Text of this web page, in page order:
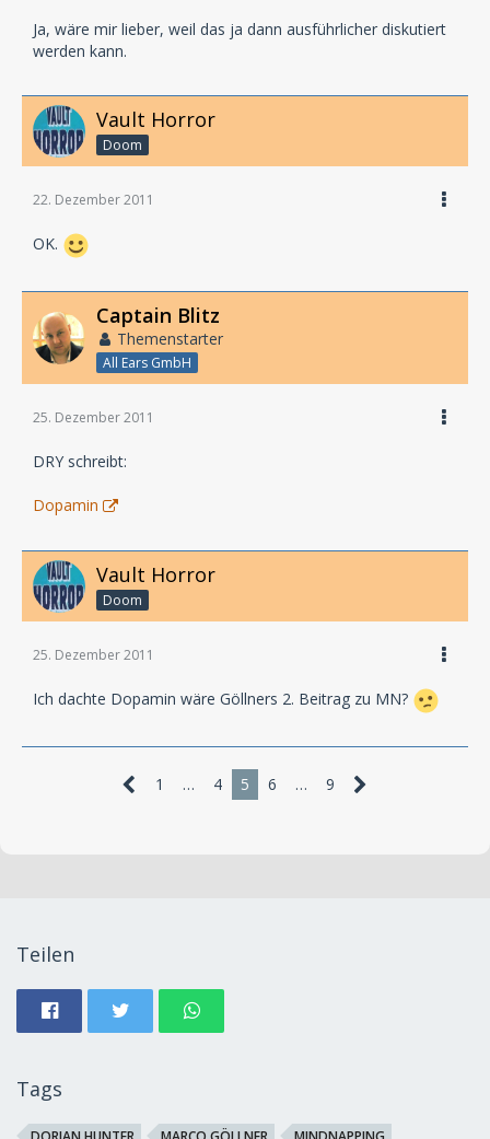
Ja, wäre mir lieber, weil das ja dann ausführlicher diskutiert
werden kann.
Vault Horror
Doom
22. Dezember 2011
OK.
Captain Blitz
Themenstarter
All Ears GmbH
25. Dezember 2011
DRY schreibt:
Dopamin
Vault Horror
Doom
25. Dezember 2011
Ich dachte Dopamin wäre Göllners 2. Beitrag zu MN?
1 … 4 5 6 … 9
Teilen
Tags